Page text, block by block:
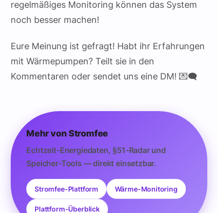
regelmäßiges Monitoring können das System
noch besser machen!
Eure Meinung ist gefragt! Habt ihr Erfahrungen
mit Wärmepumpen? Teilt sie in den
Kommentaren oder sendet uns eine DM! 💌🗨️
Mehr von Stromfee
Echtzeit-Energiedaten, §51-Radar und
Speicher-Tools — direkt einsetzbar.
Stromfee-Plattform Wärme-Monitoring
Plattform-Überblick